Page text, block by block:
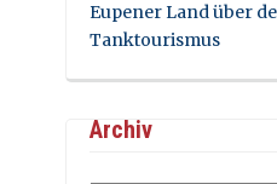
Eupener Land über
Tanktourismus
Archiv